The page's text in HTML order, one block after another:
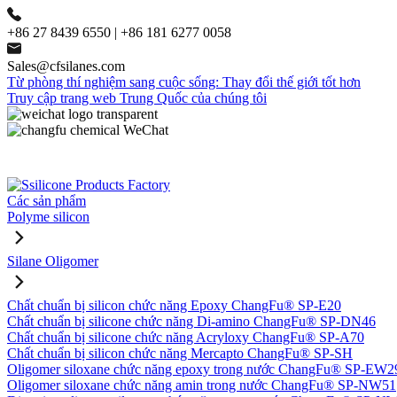
+86 27 8439 6550 | +86 181 6277 0058
Sales@cfsilanes.com
Từ phòng thí nghiệm sang cuộc sống: Thay đổi thế giới tốt hơn
Truy cập trang web Trung Quốc của chúng tôi
Các sản phẩm
Polyme silicon
Silane Oligomer
Chất chuẩn bị silicon chức năng Epoxy ChangFu® SP-E20
Chất chuẩn bị silicone chức năng Di-amino ChangFu® SP-DN46
Chất chuẩn bị silicone chức năng Acryloxy ChangFu® SP-A70
Chất chuẩn bị silicon chức năng Mercapto ChangFu® SP-SH
Oligomer siloxane chức năng epoxy trong nước ChangFu® SP-
Oligomer siloxane chức năng amin trong nước ChangFu® SP-NW51